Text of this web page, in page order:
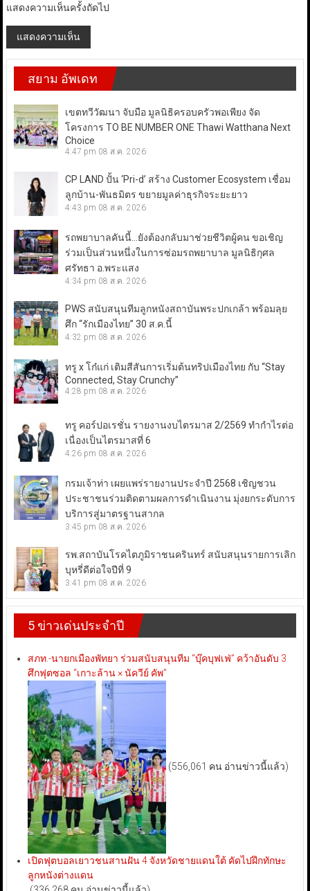
แสดงความเห็นครั้งถัดไป
สยาม อัพเดท
เขตทวีวัฒนา จับมือ มูลนิธิครอบครัวพอเพียง จัด
โครงการ TO BE NUMBER ONE Thawi Watthana Next
Choice
4:47 pm 08 ส.ค. 2026
CP LAND ปั้น ‘Pri-d’ สร้าง Customer Ecosystem เชื่อม
ลูกบ้าน-พันธมิตร ขยายมูลค่าธุรกิจระยะยาว
4:43 pm 08 ส.ค. 2026
รถพยาบาลคันนี้…ยังต้องกลับมาช่วยชีวิตผู้คน ขอเชิญ
ร่วมเป็นส่วนหนึ่งในการซ่อมรถพยาบาล มูลนิธิกุศล
ศรัทธา อ.พระแสง
4:34 pm 08 ส.ค. 2026
PWS สนับสนุนทีมลูกหนังสถาบันพระปกเกล้า พร้อมลุย
ศึก “รักเมืองไทย” 30 ส.ค.นี้
4:32 pm 08 ส.ค. 2026
ทรู x โก๋แก่ เติมสีสันการเริ่มต้นทริปเมืองไทย กับ “Stay
Connected, Stay Crunchy”
4:28 pm 08 ส.ค. 2026
ทรู คอร์ปอเรชั่น รายงานงบไตรมาส 2/2569 ทำกำไรต่อ
เนื่องเป็นไตรมาสที่ 6
4:26 pm 08 ส.ค. 2026
กรมเจ้าท่า เผยแพร่รายงานประจำปี 2568 เชิญชวน
ประชาชนร่วมติดตามผลการดำเนินงาน มุ่งยกระดับการ
บริการสู่มาตรฐานสากล
3:45 pm 08 ส.ค. 2026
รพ.สถาบันโรคไตภูมิราชนครินทร์ สนับสนุนรายการเลิก
บุหรี่ดีต่อใจปีที่ 9
3:41 pm 08 ส.ค. 2026
5 ข่าวเด่นประจำปี
สภท.-นายกเมืองพัทยา ร่วมสนับสนุนทีม “บุ๊คบุฟเฟ่” คว้าอันดับ 3
ศึกฟุตซอล “เกาะล้าน × นัควีย์ คัพ”
(556,061 คน อ่านข่าวนี้แล้ว)
เปิดฟุตบอลเยาวชนสานฝัน 4 จังหวัดชายแดนใต้ คัดไปฝึกทักษะ
ลูกหนังต่างแดน